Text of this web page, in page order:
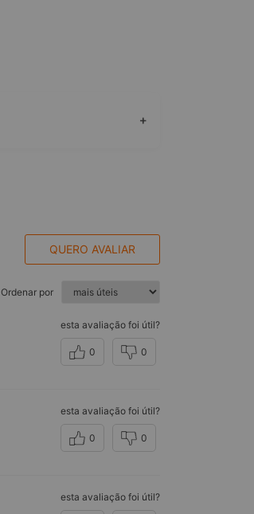
+
QUERO AVALIAR
Ordenar por
esta avaliação foi útil?
0 0
esta avaliação foi útil?
0 0
esta avaliação foi útil?